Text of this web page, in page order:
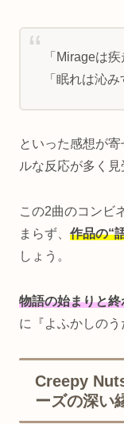
「Mirageは
「眠れは沁
といった感想が
ルな反応が多く見
この2曲のコンビ
まらず、 作品の“
しょう。
物語の始まりと
に『よふかしのう
Creepy
ーズの深い